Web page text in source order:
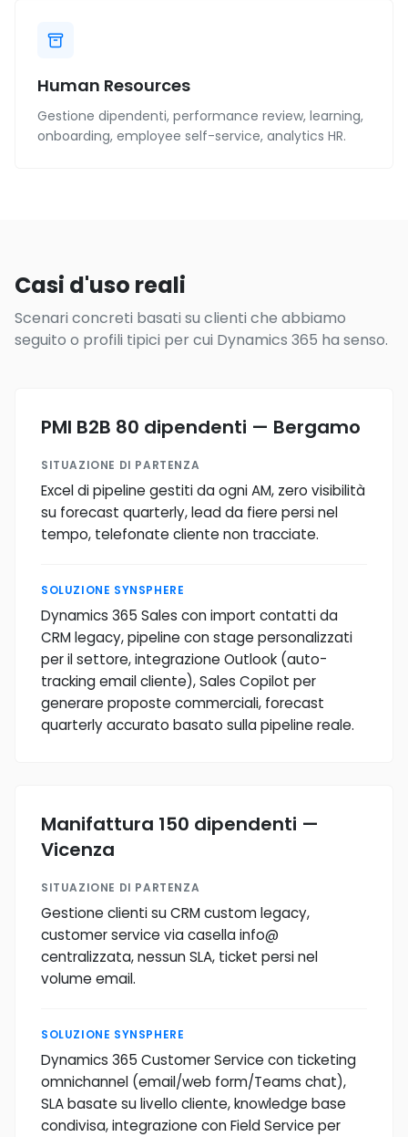
Human Resources
Gestione dipendenti, performance review, learning,
onboarding, employee self-service, analytics HR.
Casi d'uso reali
Scenari concreti basati su clienti che abbiamo
seguito o profili tipici per cui Dynamics 365 ha senso.
PMI B2B 80 dipendenti — Bergamo
SITUAZIONE DI PARTENZA
Excel di pipeline gestiti da ogni AM, zero visibilità
su forecast quarterly, lead da fiere persi nel
tempo, telefonate cliente non tracciate.
SOLUZIONE SYNSPHERE
Dynamics 365 Sales con import contatti da
CRM legacy, pipeline con stage personalizzati
per il settore, integrazione Outlook (auto-
tracking email cliente), Sales Copilot per
generare proposte commerciali, forecast
quarterly accurato basato sulla pipeline reale.
Manifattura 150 dipendenti —
Vicenza
SITUAZIONE DI PARTENZA
Gestione clienti su CRM custom legacy,
customer service via casella info@
centralizzata, nessun SLA, ticket persi nel
volume email.
SOLUZIONE SYNSPHERE
Dynamics 365 Customer Service con ticketing
omnichannel (email/web form/Teams chat),
SLA basate su livello cliente, knowledge base
condivisa, integrazione con Field Service per